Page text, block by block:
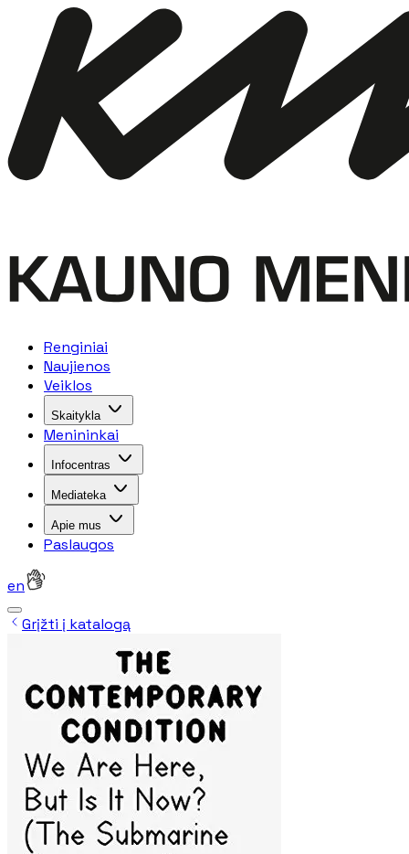
Renginiai
Naujienos
Veiklos
Skaitykla
Menininkai
Infocentras
Mediateka
Apie mus
Paslaugos
en
Grįžti į katalogą